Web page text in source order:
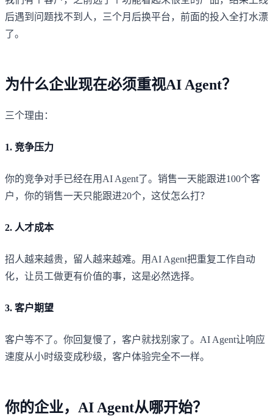
后遇到问题找不到人，三个月后换平台，前面的投入全打水漂
了。
为什么企业现在必须重视AI Agent？
三个理由：
1. 竞争压力
你的竞争对手已经在用AI Agent了。销售一天能跟进100个客
户，你的销售一天只能跟进20个，这仗怎么打？
2. 人才成本
招人越来越贵，留人越来越难。用AI Agent把重复工作自动
化，让员工做更有价值的事，这是必然选择。
3. 客户期望
客户等不了。你回复慢了，客户就找别家了。AI Agent让响应
速度从小时级变成秒级，客户体验完全不一样。
你的企业，AI Agent从哪开始？